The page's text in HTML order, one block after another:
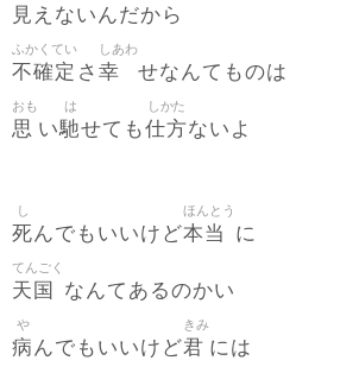
見 えないんだから
不確定
ふかくてい
さ 幸
しあわ
せなんてものは
思
おも
い馳
は
せても仕方
しかた
ないよ
死
し
んでもいいけど本当
ほんとう
に
天国
てんごく
なんてあるのかい
病
や
んでもいいけど君
きみ
には